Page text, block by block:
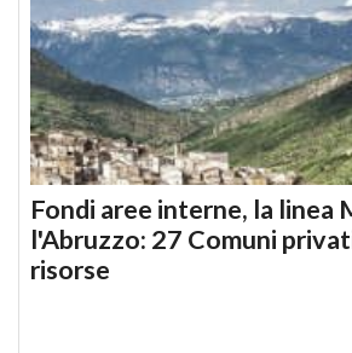
Fondi aree interne, la linea
l'Abruzzo: 27 Comuni
risorse